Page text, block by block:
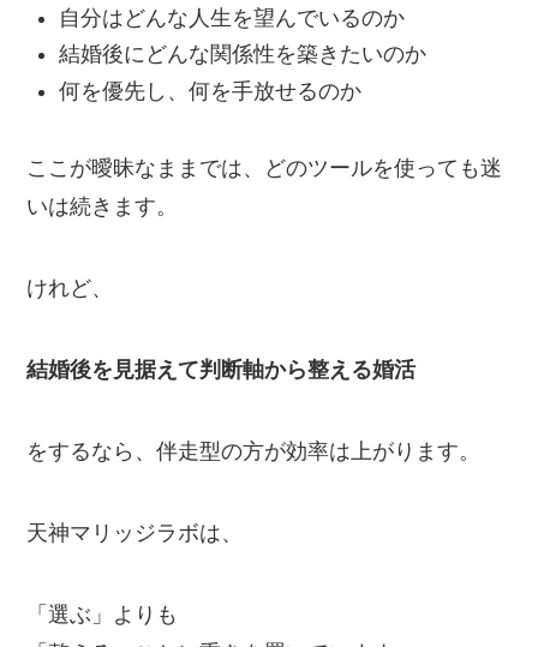
自分はどんな人生を望んでいるのか
結婚後にどんな関係性を築きたいのか
何を優先し、何を手放せるのか
ここが曖昧なままでは、どのツールを使っても迷
いは続きます。
けれど、
結婚後を見据えて判断軸から整える婚活
をするなら、伴走型の方が効率は上がります。
天神マリッジラボは、
「選ぶ」よりも